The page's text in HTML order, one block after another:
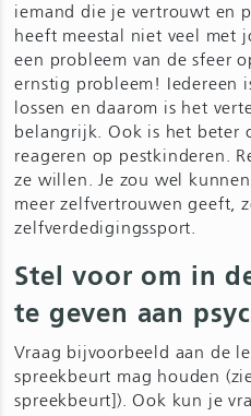
iemand die je vertrouwt en
heeft meestal niet veel met
een probleem van de sfeer
ernstig probleem! Iedereen
lossen en daarom is het
belangrijk. Ook is het beter
reageren op pestkinderen.
ze willen. Je zou wel
meer zelfvertrouwen geeft,
zelfverdedigingssport.
Stel voor om in
te geven aan
Vraag bijvoorbeeld aan de
spreekbeurt mag houden
spreekbeurt]). Ook kun je